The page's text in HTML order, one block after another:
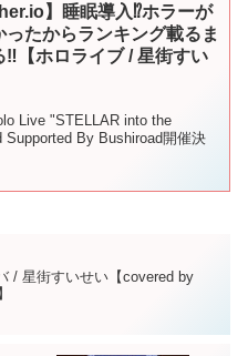
】睡眠導入⁉ホラーが
ったからランキング載るま
‼【ホロライブ / 星街すい
Live "STELLAR into the
By Bushiroad開催決
/ 星街すいせい【covered by